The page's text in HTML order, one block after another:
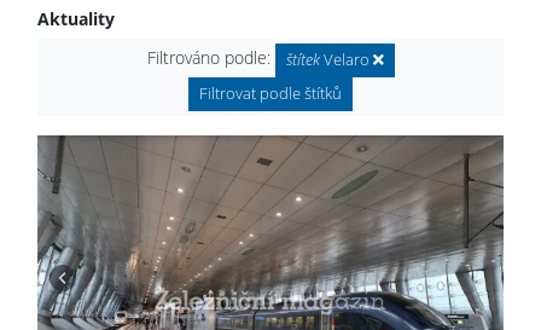
Aktuality
Filtrováno podle:
štítekVelaro
Filtrovat podle štítků